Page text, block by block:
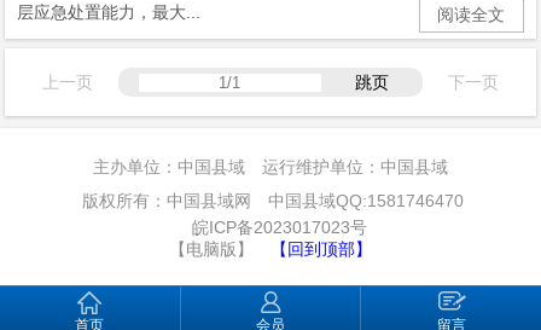
层应急处置能力，最大...
阅读全文
上一页 跳页 下一页
主办单位：中国县域 运行维护单位：中国县域
版权所有：中国县域网 中国县域QQ:1581746470
皖ICP备2023017023号
【电脑版】
【回到顶部】
首页 会员 留言